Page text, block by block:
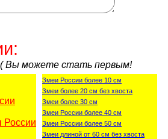
Вы можете стать первым!
Змеи России более 10 см
Змеи более 20 см без хвоста
Змеи более 30 см
Змеи России более 40 см
Змеи России более 50 см
Змеи длиной от 60 см без хвоста